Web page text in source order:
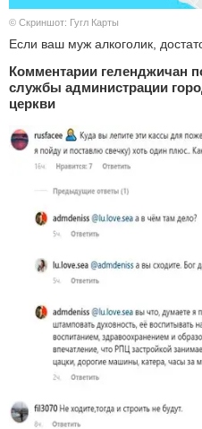
© Скриншот: Гугл Карты
Если ваш муж алкоголик,
Комментарии геленджичан
службы администрации
церкви